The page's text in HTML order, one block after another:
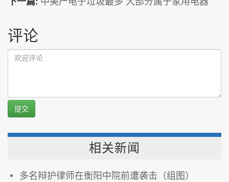
评论
提交
相关新闻
多名辩护律师在衡阳中院前遭袭击（组图）